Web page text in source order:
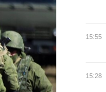
15:55
15:28